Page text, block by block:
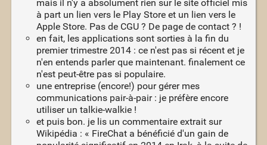
mais il n'y a absolument rien sur le site officiel mis
à part un lien vers le Play Store et un lien vers le
Apple Store. Pas de CGU ? De page de contact ? !
en fait, les applications sont sorties à la fin du
premier trimestre 2014 : ce n'est pas si récent et je
n'en entends parler que maintenant. finalement ce
n'est peut-être pas si populaire.
une entreprise (encore!) pour gérer mes
communications pair-à-pair : je préfère encore
utiliser un talkie-walkie !
et puis bon. je lis un commentaire extrait sur
Wikipédia : « FireChat a bénéficié d'un gain de